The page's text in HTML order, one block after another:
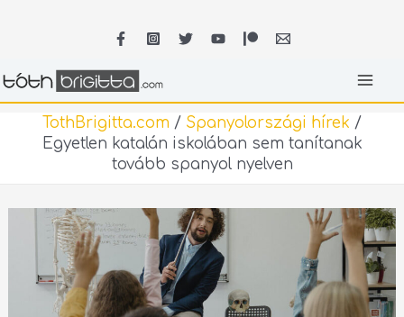
TothBrigitta.com / Spanyolországi hírek /
Egyetlen katalán iskolában sem tanítanak
tovább spanyol nyelven